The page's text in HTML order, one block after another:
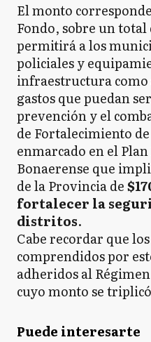
El monto
Fondo, sobre un total
permitirá a los
policiales y
infraestructura
gastos que puedan
prevención y el
de Fortalecimiento
enmarcado en el
Bonaerense que
de la Provincia de
fortalecer la
distritos.
Cabe recordar que
comprendidos por
adheridos al
cuyo monto se
Puede interesarte